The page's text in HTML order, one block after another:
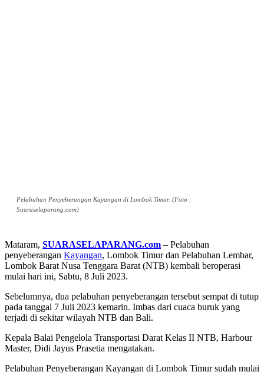
Pelabuhan Penyeberangan Kayangan di Lombok Timur. (Foto :
Suaraselaparang.com)
Mataram, SUARASELAPARANG.com – Pelabuhan
penyeberangan Kayangan, Lombok Timur dan Pelabuhan Lembar,
Lombok Barat Nusa Tenggara Barat (NTB) kembali beroperasi
mulai hari ini, Sabtu, 8 Juli 2023.
Sebelumnya, dua pelabuhan penyeberangan tersebut sempat di tutup
pada tanggal 7 Juli 2023 kemarin. Imbas dari cuaca buruk yang
terjadi di sekitar wilayah NTB dan Bali.
Kepala Balai Pengelola Transportasi Darat Kelas II NTB, Harbour
Master, Didi Jayus Prasetia mengatakan.
Pelabuhan Penyeberangan Kayangan di Lombok Timur sudah mulai